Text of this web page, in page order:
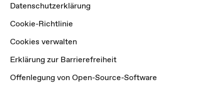
Datenschutzerklärung
Cookie-Richtlinie
Cookies verwalten
Erklärung zur Barrierefreiheit
Offenlegung von Open-Source-Software